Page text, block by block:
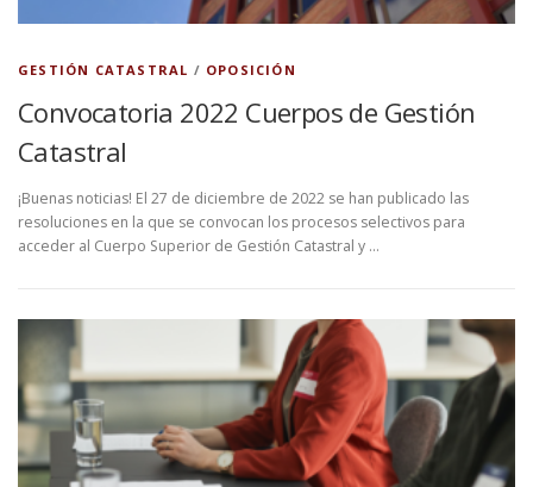
l
a
s
N
o
t
c
i
a
s
GESTIÓN CATASTRAL / OPOSICIÓN
Convocatoria 2022 Cuerpos de Gestión
Catastral
¡Buenas noticias! El 27 de diciembre de 2022 se han publicado las
resoluciones en la que se convocan los procesos selectivos para
acceder al Cuerpo Superior de Gestión Catastral y …